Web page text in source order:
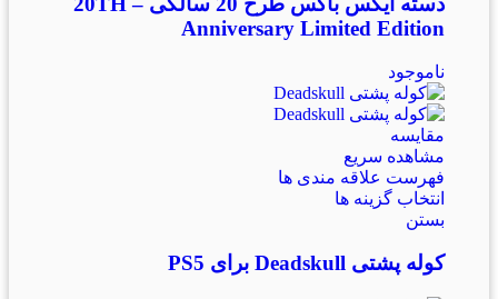
Anniversary Limited Edition
ناموجود
مقایسه
مشاهده سریع
فهرست علاقه مندی ها
انتخاب گزینه ها
بستن
کوله پشتی Deadskull برای PS5